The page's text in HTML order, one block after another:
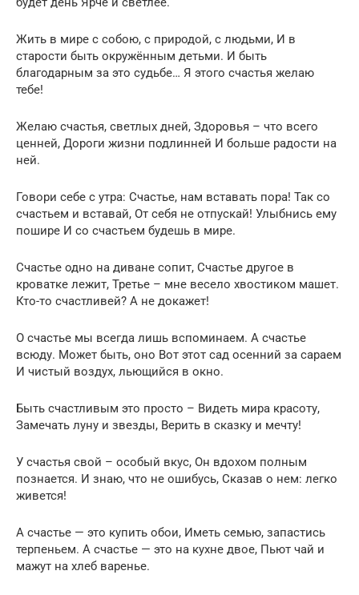
Жить в мире с собою, с природой, с людьми, И в
старости быть окружённым детьми. И быть
благодарным за это судьбе… Я этого счастья желаю
тебе!
Желаю счастья, светлых дней, Здоровья – что всего
ценней, Дороги жизни подлинней И больше радости на
ней.
Говори себе с утра: Счастье, нам вставать пора! Так со
счастьем и вставай, От себя не отпускай! Улыбнись ему
пошире И со счастьем будешь в мире.
Счастье одно на диване сопит, Счастье другое в
кроватке лежит, Третье – мне весело хвостиком машет.
Кто-то счастливей? А не докажет!
О счастье мы всегда лишь вспоминаем. А счастье
всюду. Может быть, оно Вот этот сад осенний за сараем
И чистый воздух, льющийся в окно.
Быть счастливым это просто – Видеть мира красоту,
Замечать луну и звезды, Верить в сказку и мечту!
У счастья свой – особый вкус, Он вдохом полным
познается. И знаю, что не ошибусь, Сказав о нем: легко
живется!
А счастье — это купить обои, Иметь семью, запастись
терпеньем. А счастье — это на кухне двое, Пьют чай и
мажут на хлеб варенье.